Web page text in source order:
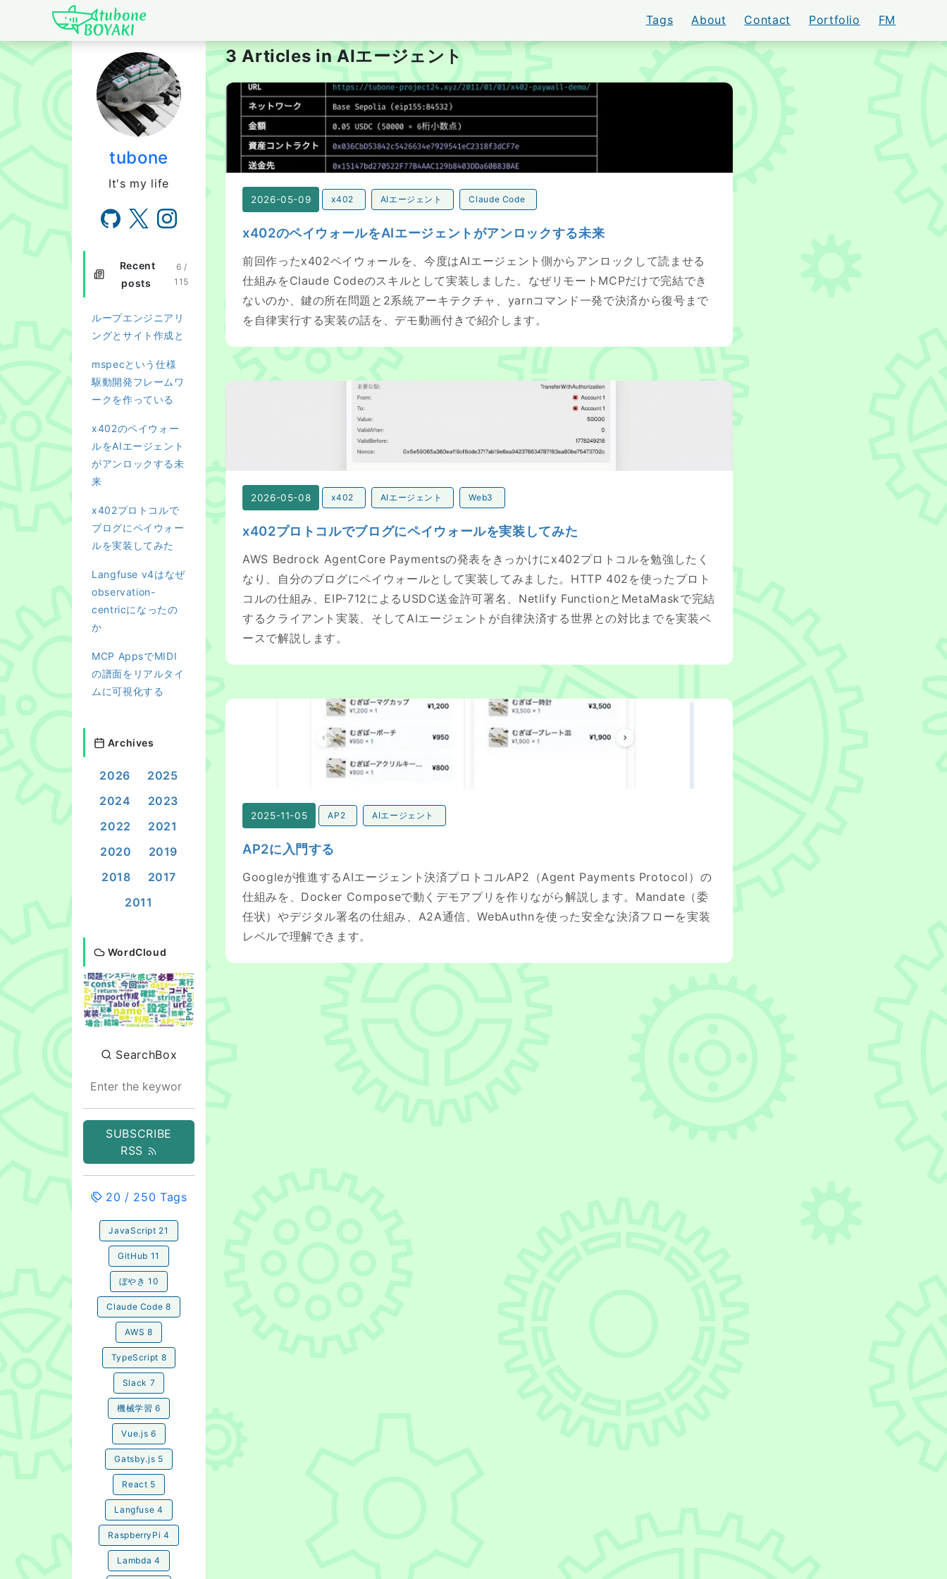
Japanese IT Developer's Blog tubone BOYAKI
Tags About Contact Portfolio FM
tubone
It's my life
Recent
posts
6 /
115
ループエンジニアリ
ングとサイト作成と
mspecという仕様
駆動開発フレームワ
ークを作っている
x402のペイウォー
ルをAIエージェント
がアンロックする未
来
x402プロトコルで
ブログにペイウォー
ルを実装してみた
Langfuse v4はなぜ
observation-
centricになったの
か
MCP AppsでMIDI
の譜面をリアルタイ
ムに可視化する
Archives
2026
2025
2024
2023
2022
2021
2020
2019
2018
2017
2011
WordCloud
SearchBox
SUBSCRIBE
RSS
20 / 250 Tags
JavaScript 21
GitHub 11
ぼやき 10
Claude Code 8
AWS 8
TypeScript 8
Slack 7
機械学習 6
Vue.js 6
Gatsby.js 5
React 5
Langfuse 4
RaspberryPi 4
Lambda 4
3 Articles in AIエージェント
x402のペイウォールをAIエージェントがアンロックする未来
2026-05-09 x402 AIエージェント Claude Code
x402のペイウォールをAIエージェントがアンロックする未来
前回作ったx402ペイウォールを、今度はAIエージェント側からアンロックして読ませる
仕組みをClaude Codeのスキルとして実装しました。なぜリモートMCPだけで完結でき
ないのか、鍵の所在問題と2系統アーキテクチャ、yarnコマンド一発で決済から復号まで
を自律実行する実装の話を、デモ動画付きで紹介します。
x402プロトコルでブログにペイウォールを実装してみた
2026-05-08 x402 AIエージェント Web3
x402プロトコルでブログにペイウォールを実装してみた
AWS Bedrock AgentCore Paymentsの発表をきっかけにx402プロトコルを勉強したく
なり、自分のブログにペイウォールとして実装してみました。HTTP 402を使ったプロト
コルの仕組み、EIP-712によるUSDC送金許可署名、Netlify FunctionとMetaMaskで完結
するクライアント実装、そしてAIエージェントが自律決済する世界との対比までを実装ベ
ースで解説します。
AP2に入門する
2025-11-05 AP2 AIエージェント
AP2に入門する
Googleが推進するAIエージェント決済プロトコルAP2（Agent Payments Protocol）の
仕組みを、Docker Composeで動くデモアプリを作りながら解説します。Mandate（委
任状）やデジタル署名の仕組み、A2A通信、WebAuthnを使った安全な決済フローを実装
レベルで理解できます。